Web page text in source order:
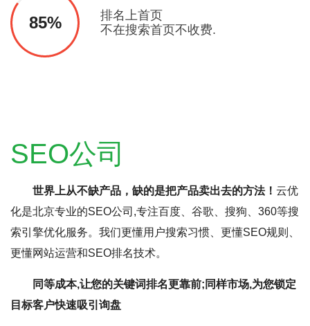
85%
排名上首页
不在搜索首页不收费.
SEO公司
世界上从不缺产品，缺的是把产品卖出去的方法！ 云优
化是北京专业的SEO公司,专注百度、谷歌、搜狗、360等搜
索引擎优化服务。我们更懂用户搜索习惯、更懂SEO规则、
更懂网站运营和SEO排名技术。
同等成本,让您的关键词排名更靠前;同样市场,为您锁定
目标客户快速吸引询盘